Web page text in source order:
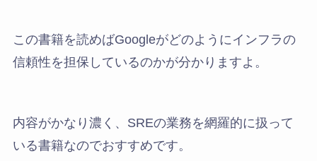
この書籍を読めばGoogleがどのようにインフラの
信頼性を担保しているのかが分かりますよ。
内容がかなり濃く、SREの業務を網羅的に扱って
いる書籍なのでおすすめです。